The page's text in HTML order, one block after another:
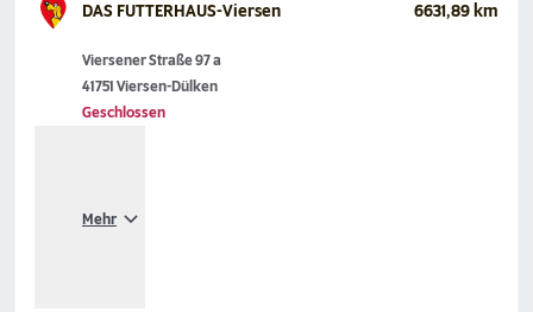
DAS FUTTERHAUS-Viersen 6631,89 km
Viersener Straße 97 a
41751 Viersen-Dülken
Geschlossen
Mehr